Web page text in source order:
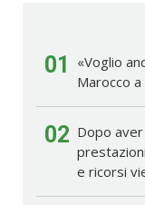
01
«Voglio
Marocco
02 Dopo
e ricorsi